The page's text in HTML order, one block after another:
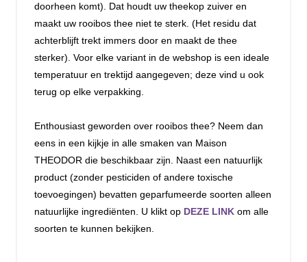
doorheen komt). Dat houdt uw theekop zuiver en
maakt uw rooibos thee niet te sterk. (Het residu dat
achterblijft trekt immers door en maakt de thee
sterker). Voor elke variant in de webshop is een ideale
temperatuur en trektijd aangegeven; deze vind u ook
terug op elke verpakking.
Enthousiast geworden over rooibos thee? Neem dan
eens in een kijkje in alle smaken van Maison
THEODOR die beschikbaar zijn. Naast een natuurlijk
product (zonder pesticiden of andere toxische
toevoegingen) bevatten geparfumeerde soorten alleen
natuurlijke ingrediënten. U klikt op DEZE LINK om alle
soorten te kunnen bekijken.